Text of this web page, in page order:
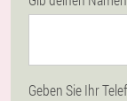
Geben Sie Ihr